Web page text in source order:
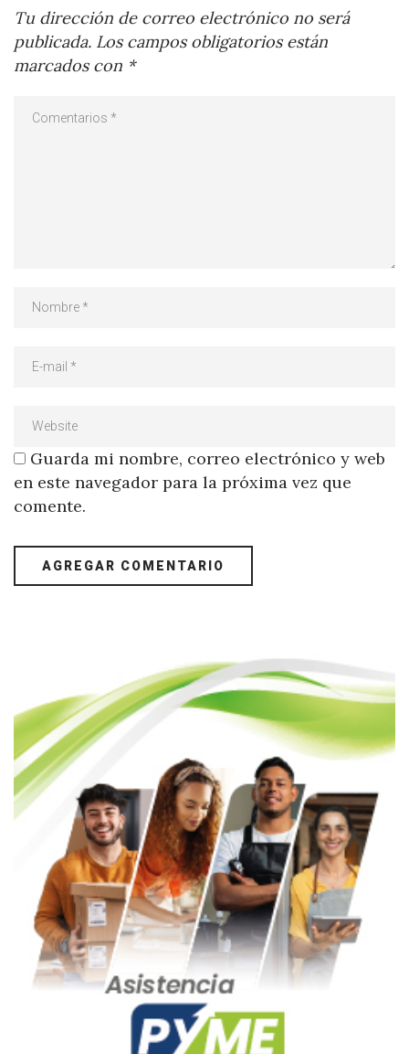
Tu dirección de correo electrónico no será
publicada. Los campos obligatorios están
marcados con *
Guarda mi nombre, correo electrónico y web
en este navegador para la próxima vez que
comente.